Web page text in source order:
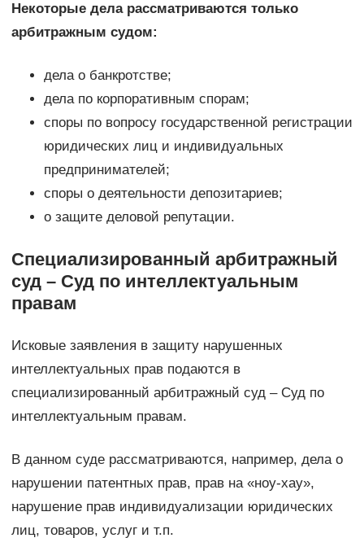
Некоторые дела рассматриваются только
арбитражным судом:
дела о банкротстве;
дела по корпоративным спорам;
споры по вопросу государственной регистрации
юридических лиц и индивидуальных
предпринимателей;
споры о деятельности депозитариев;
о защите деловой репутации.
Специализированный арбитражный
суд – Суд по интеллектуальным
правам
Исковые заявления в защиту нарушенных
интеллектуальных прав подаются в
специализированный арбитражный суд – Суд по
интеллектуальным правам.
В данном суде рассматриваются, например, дела о
нарушении патентных прав, прав на «ноу-хау»,
нарушение прав индивидуализации юридических
лиц, товаров, услуг и т.п.